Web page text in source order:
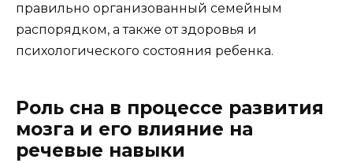
правильно организованный семейным
распорядком, а также от здоровья и
психологического состояния ребенка.
Роль сна в процессе развития
мозга и его влияние на
речевые навыки